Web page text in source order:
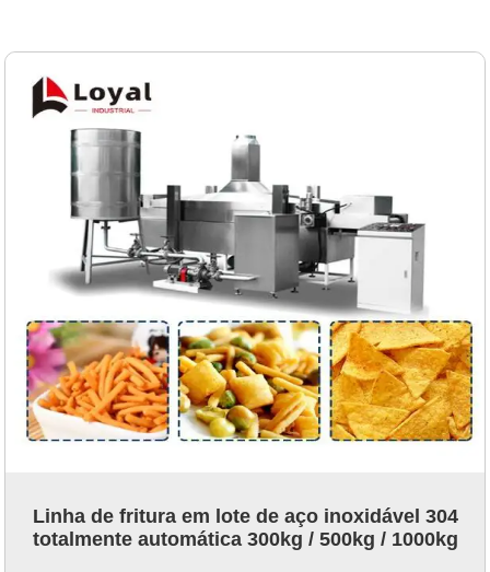
Linha de fritura em lote de aço inoxidável 304
totalmente automática 300kg / 500kg / 1000kg